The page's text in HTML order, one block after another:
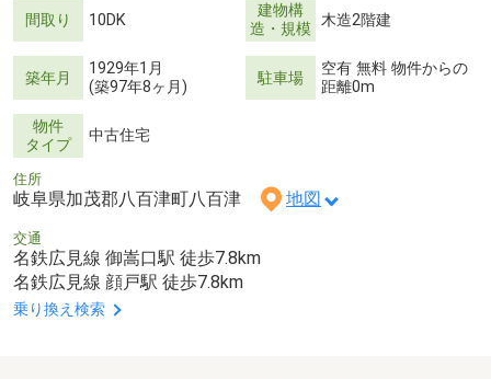
間取り 10DK
建物構
造・規模 木造2階建
築年月
1929年1月
(築97年8ヶ月)
駐車場
空有 無料 物件からの
距離0m
物件
タイプ
中古住宅
住所
岐阜県加茂郡八百津町八百津 地図
交通
名鉄広見線 御嵩口駅 徒歩7.8km
名鉄広見線 顔戸駅 徒歩7.8km
乗り換え検索